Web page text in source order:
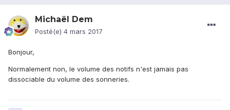
Michaël Dem
Posté(e) 4 mars 2017
Bonjour,
Normalement non, le volume des notifs n'est jamais pas
dissociable du volume des sonneries.